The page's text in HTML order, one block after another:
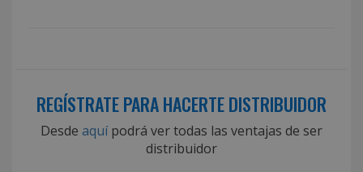
REGÍSTRATE PARA HACERTE DISTRIBUIDOR
Desde aquípodrá ver todas las ventajas de ser
distribuidor